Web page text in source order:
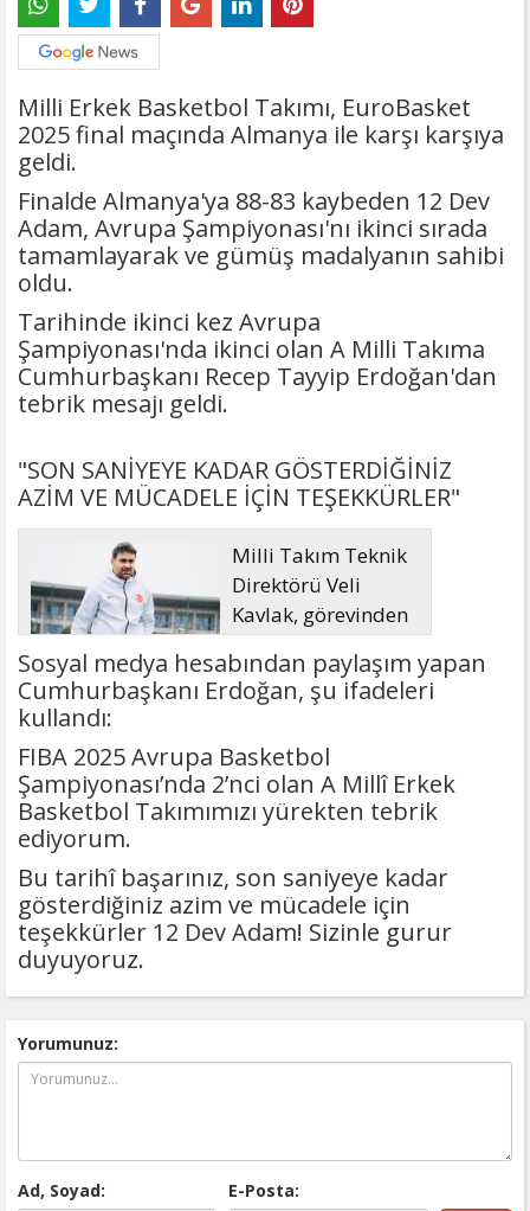
Milli Erkek Basketbol Takımı, EuroBasket
2025 final maçında Almanya ile karşı karşıya
geldi.
Finalde Almanya'ya 88-83 kaybeden 12 Dev
Adam, Avrupa Şampiyonası'nı ikinci sırada
tamamlayarak ve gümüş madalyanın sahibi
oldu.
Tarihinde ikinci kez Avrupa
Şampiyonası'nda ikinci olan A Milli Takıma
Cumhurbaşkanı Recep Tayyip Erdoğan'dan
tebrik mesajı geldi.
"SON SANİYEYE KADAR GÖSTERDİĞİNİZ
AZİM VE MÜCADELE İÇİN TEŞEKKÜRLER"
Milli Takım Teknik
Direktörü Veli
Kavlak, görevinden
ayrıldı
Sosyal medya hesabından paylaşım yapan
Cumhurbaşkanı Erdoğan, şu ifadeleri
kullandı:
FIBA 2025 Avrupa Basketbol
Şampiyonası’nda 2’nci olan A Millî Erkek
Basketbol Takımımızı yürekten tebrik
ediyorum.
Bu tarihî başarınız, son saniyeye kadar
gösterdiğiniz azim ve mücadele için
teşekkürler 12 Dev Adam! Sizinle gurur
duyuyoruz.
Yorumunuz:
Ad, Soyad: E-Posta: